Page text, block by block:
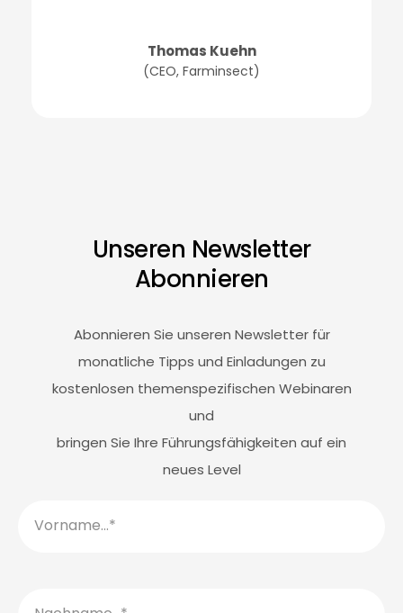
Thomas Kuehn
(CEO, Farminsect)
Unseren Newsletter
Abonnieren
Abonnieren Sie unseren Newsletter für
monatliche Tipps und Einladungen zu
kostenlosen themenspezifischen Webinaren
und
bringen Sie Ihre Führungsfähigkeiten auf ein
neues Level